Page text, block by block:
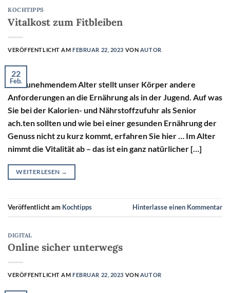
KOCHTIPPS
Vitalkost zum Fitbleiben
VERÖFFENTLICHT AMFEBRUAR 22, 2023 VON AUTOR
22
Feb.
Mit zunehmendem Alter stellt unser Körper andere
Anforderungen an die Ernährung als in der Jugend. Auf was
Sie bei der Kalorien- und Nährstoffzufuhr als Senior
ach.ten sollten und wie bei einer gesunden Ernährung der
Genuss nicht zu kurz kommt, erfahren Sie hier … Im Alter
nimmt die Vitalität ab – das ist ein ganz natürlicher […]
WEITERLESEN →
Veröffentlicht am Kochtipps Hinterlasse einen Kommentar
DIGITAL
Online sicher unterwegs
VERÖFFENTLICHT AMFEBRUAR 22, 2023 VON AUTOR